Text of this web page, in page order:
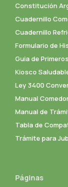
Constitución
Cuadernillo
Cuadernillo
Formulario de
Guia de
Kiosco
Ley 3400
Manual
Manual de
Tabla de
Trámite para
Páginas